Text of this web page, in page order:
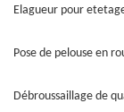
Elagueur pour
Pose de pelouse en
Débroussaillage de